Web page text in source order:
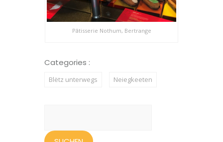
Pâtisserie Nothum, Bertrange
Categories :
Blëtz unterwegs Neiegkeeten